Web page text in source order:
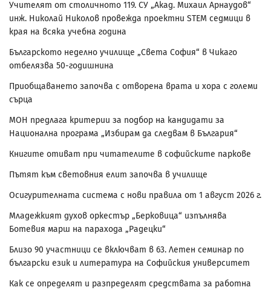
Учителят от столичното 119. СУ „Акад. Михаил Арнаудов“
инж. Николай Николов провежда проектни STEM седмици в
края на всяка учебна година
Българското неделно училище „Света София“ в Чикаго
отбелязва 50-годишнина
Приобщаването започва с отворена врата и хора с големи
сърца
МОН предлага критерии за подбор на кандидати за
Национална програма „Избирам да следвам в България“
Книгите отиват при читателите в софийските паркове
Пътят към световния елит започва в училище
Осигурителната система с нови правила от 1 август 2026 г.
Младежкият духов оркестър „Берковица“ изпълнява
Ботевия марш на парахода „Радецки“
Близо 90 участници се включват в 63. Летен семинар по
български език и литература на Софийския университет
Как се определят и разпределят средствата за работна